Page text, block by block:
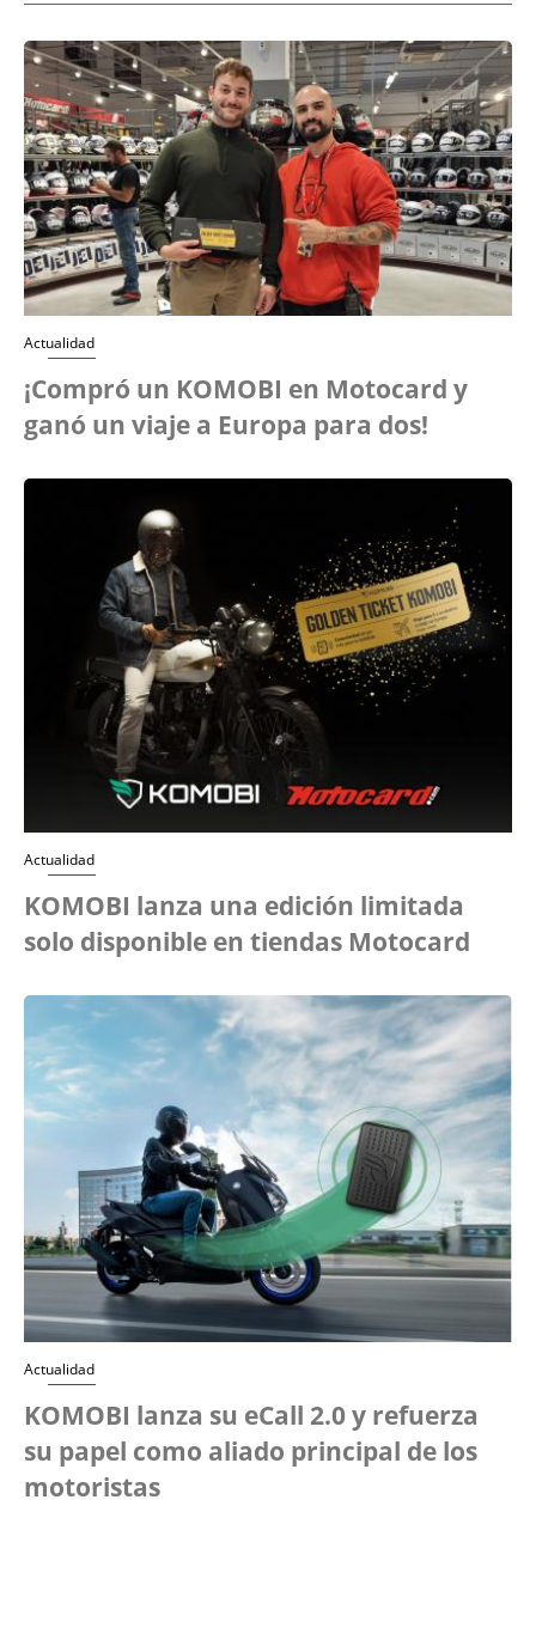
Actualidad
¡Compró un KOMOBI en Motocard y
ganó un viaje a Europa para dos!
Actualidad
KOMOBI lanza una edición limitada
solo disponible en tiendas Motocard
Actualidad
KOMOBI lanza su eCall 2.0 y refuerza
su papel como aliado principal de los
motoristas